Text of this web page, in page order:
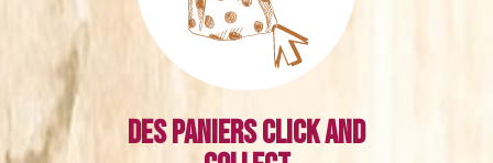
Des paniers click and